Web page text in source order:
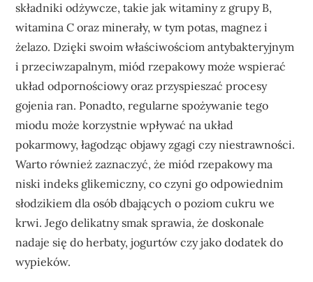
składniki odżywcze, takie jak witaminy z grupy B,
witamina C oraz minerały, w tym potas, magnez i
żelazo. Dzięki swoim właściwościom antybakteryjnym
i przeciwzapalnym, miód rzepakowy może wspierać
układ odpornościowy oraz przyspieszać procesy
gojenia ran. Ponadto, regularne spożywanie tego
miodu może korzystnie wpływać na układ
pokarmowy, łagodząc objawy zgagi czy niestrawności.
Warto również zaznaczyć, że miód rzepakowy ma
niski indeks glikemiczny, co czyni go odpowiednim
słodzikiem dla osób dbających o poziom cukru we
krwi. Jego delikatny smak sprawia, że doskonale
nadaje się do herbaty, jogurtów czy jako dodatek do
wypieków.